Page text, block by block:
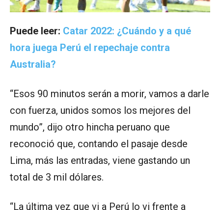
Puede leer: Catar 2022: ¿Cuándo y a qué
hora juega Perú el repechaje contra
Australia?
“Esos 90 minutos serán a morir, vamos a darle
con fuerza, unidos somos los mejores del
mundo”, dijo otro hincha peruano que
reconoció que, contando el pasaje desde
Lima, más las entradas, viene gastando un
total de 3 mil dólares.
“La última vez que vi a Perú lo vi frente a